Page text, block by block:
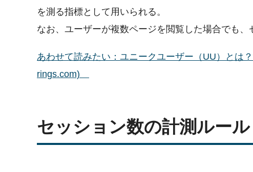
を測る指標として用いられる。
なお、ユーザーが複数ページを閲覧した場合でも
あわせて読みたい：ユニークユーザー（UU）とは
rings.com)
セッション数の計測ルール